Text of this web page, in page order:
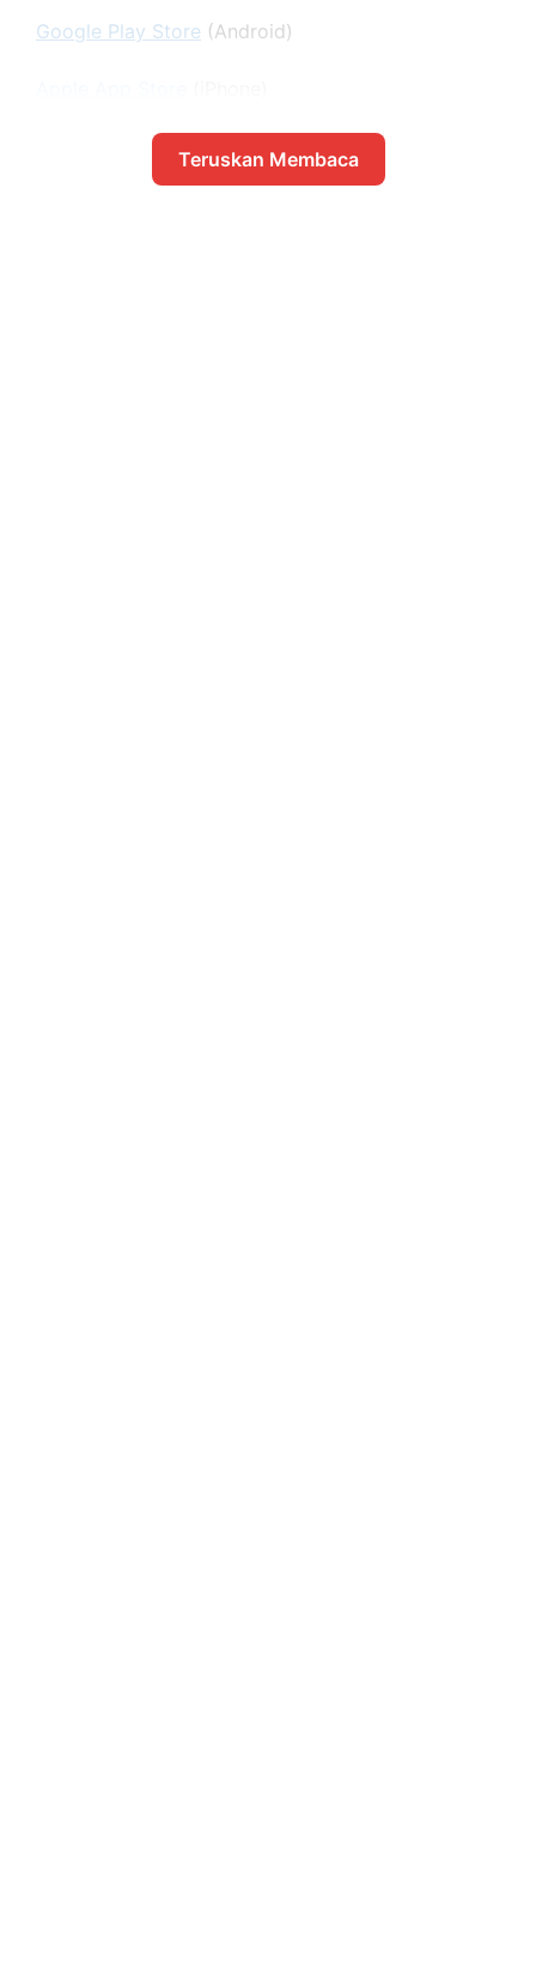
Google Play Store (Android)
Teruskan Membaca